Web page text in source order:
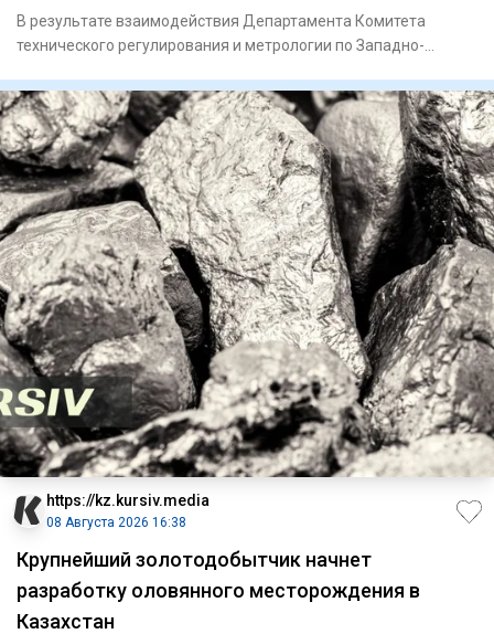
В результате взаимодействия Департамента Комитета
технического регулирования и метрологии по Западно-
https://kz.kursiv.media
08 Августа 2026 16:38
Крупнейший золотодобытчик начнет
разработку оловянного месторождения в
Казахстан